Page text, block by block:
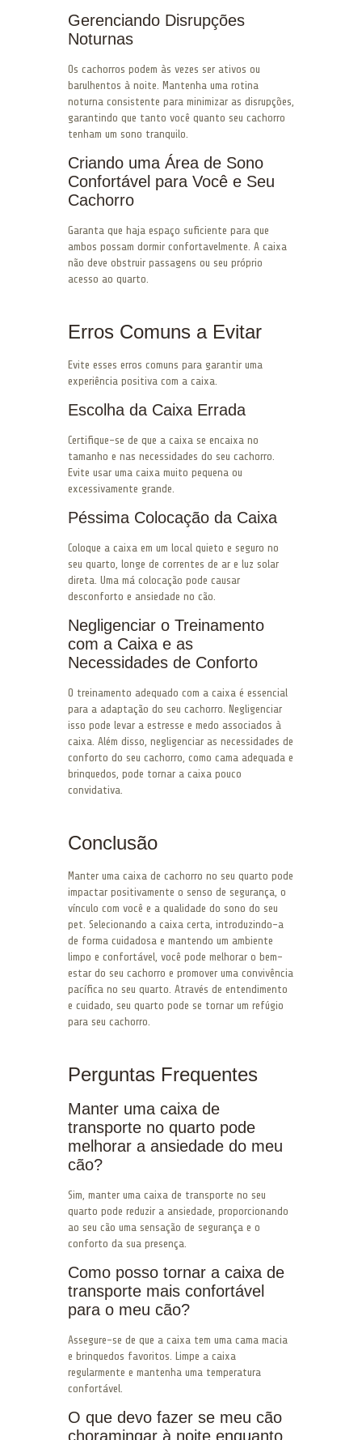
Gerenciando Disrupções
Noturnas
Os cachorros podem às vezes ser ativos ou
barulhentos à noite. Mantenha uma rotina
noturna consistente para minimizar as disrupções,
garantindo que tanto você quanto seu cachorro
tenham um sono tranquilo.
Criando uma Área de Sono
Confortável para Você e Seu
Cachorro
Garanta que haja espaço suficiente para que
ambos possam dormir confortavelmente. A caixa
não deve obstruir passagens ou seu próprio
acesso ao quarto.
Erros Comuns a Evitar
Evite esses erros comuns para garantir uma
experiência positiva com a caixa.
Escolha da Caixa Errada
Certifique-se de que a caixa se encaixa no
tamanho e nas necessidades do seu cachorro.
Evite usar uma caixa muito pequena ou
excessivamente grande.
Péssima Colocação da Caixa
Coloque a caixa em um local quieto e seguro no
seu quarto, longe de correntes de ar e luz solar
direta. Uma má colocação pode causar
desconforto e ansiedade no cão.
Negligenciar o Treinamento
com a Caixa e as
Necessidades de Conforto
O treinamento adequado com a caixa é essencial
para a adaptação do seu cachorro. Negligenciar
isso pode levar a estresse e medo associados à
caixa. Além disso, negligenciar as necessidades de
conforto do seu cachorro, como cama adequada e
brinquedos, pode tornar a caixa pouco
convidativa.
Conclusão
Manter uma caixa de cachorro no seu quarto pode
impactar positivamente o senso de segurança, o
vínculo com você e a qualidade do sono do seu
pet. Selecionando a caixa certa, introduzindo-a
de forma cuidadosa e mantendo um ambiente
limpo e confortável, você pode melhorar o bem-
estar do seu cachorro e promover uma convivência
pacífica no seu quarto. Através de entendimento
e cuidado, seu quarto pode se tornar um refúgio
para seu cachorro.
Perguntas Frequentes
Manter uma caixa de
transporte no quarto pode
melhorar a ansiedade do meu
cão?
Sim, manter uma caixa de transporte no seu
quarto pode reduzir a ansiedade, proporcionando
ao seu cão uma sensação de segurança e o
conforto da sua presença.
Como posso tornar a caixa de
transporte mais confortável
para o meu cão?
Assegure-se de que a caixa tem uma cama macia
e brinquedos favoritos. Limpe a caixa
regularmente e mantenha uma temperatura
confortável.
O que devo fazer se meu cão
choramingar à noite enquanto